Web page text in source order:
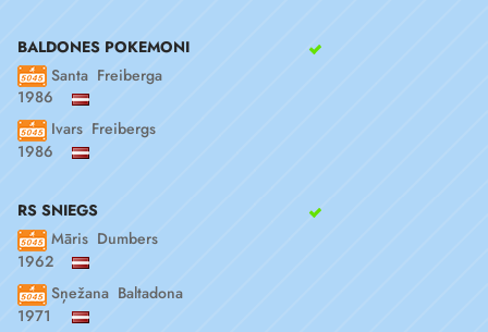
BALDONES POKEMONI
Santa Freiberga
1986
Ivars Freibergs
1986
RS SNIEGS
Māris Dumbers
1962
Sņežana Baltadona
1971